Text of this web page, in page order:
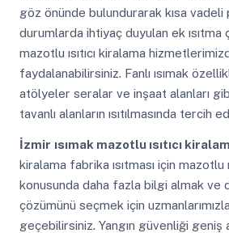
göz önünde bulundurarak kısa
durumlarda ihtiyaç duyulan ek ısıtma
mazotlu ısıtıcı kiralama
faydalanabilirsiniz. Fanlı ısımak
atölyeler seralar ve inşaat alanları
tavanlı alanların ısıtılmasında tercih
İzmir ısımak mazotlu ısıtıcı
kiralama fabrika ısıtması için mazotlu
konusunda daha fazla bilgi almak ve
çözümünü seçmek için
geçebilirsiniz. Yangın güvenliği geniş